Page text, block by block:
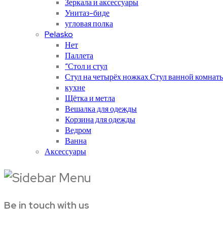
Зеркала и аксессуары
Унитаз-биде
угловая полка
Pelasko
Нет
Паллета
“Стол и стул
Стул на четырёх ножках.Стул ванной
кухне
Щётка и метла
Вешалка для одежды
Корзина для одежды
Ведром
Ванна
Аксессуары
Be in touch with us